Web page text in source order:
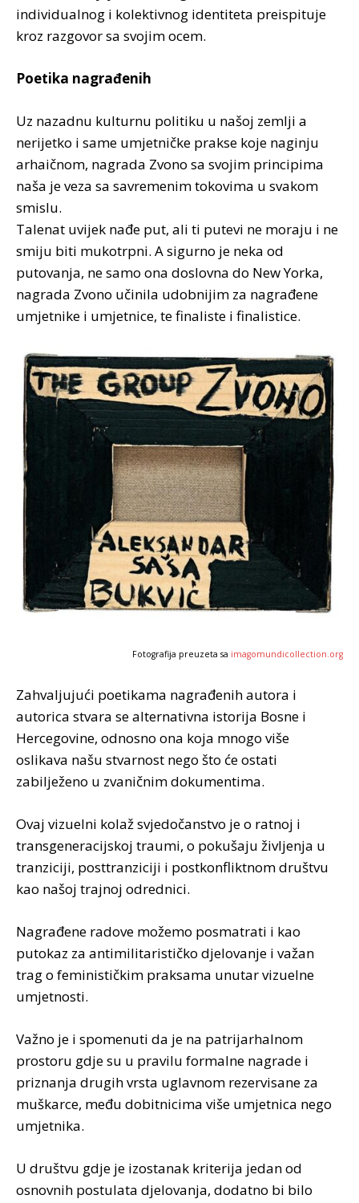
individualnog i kolektivnog identiteta preispituje
kroz razgovor sa svojim ocem.
Poetika nagrađenih
Uz nazadnu kulturnu politiku u našoj zemlji a
nerijetko i same umjetničke prakse koje naginju
arhaičnom, nagrada Zvono sa svojim principima
naša je veza sa savremenim tokovima u svakom
smislu.
Talenat uvijek nađe put, ali ti putevi ne moraju i ne
smiju biti mukotrpni. A sigurno je neka od
putovanja, ne samo ona doslovna do New Yorka,
nagrada Zvono učinila udobnijim za nagrađene
umjetnike i umjetnice, te finaliste i finalistice.
Fotografija preuzeta sa imagomundicollection.org
Zahvaljujući poetikama nagrađenih autora i
autorica stvara se alternativna istorija Bosne i
Hercegovine, odnosno ona koja mnogo više
oslikava našu stvarnost nego što će ostati
zabilježeno u zvaničnim dokumentima.
Ovaj vizuelni kolaž svjedočanstvo je o ratnoj i
transgeneracijskoj traumi, o pokušaju življenja u
tranziciji, posttranziciji i postkonfliktnom društvu
kao našoj trajnoj odrednici.
Nagrađene radove možemo posmatrati i kao
putokaz za antimilitarističko djelovanje i važan
trag o feminističkim praksama unutar vizuelne
umjetnosti.
Važno je i spomenuti da je na patrijarhalnom
prostoru gdje su u pravilu formalne nagrade i
priznanja drugih vrsta uglavnom rezervisane za
muškarce, među dobitnicima više umjetnica nego
umjetnika.
U društvu gdje je izostanak kriterija jedan od
osnovnih postulata djelovanja, dodatno bi bilo